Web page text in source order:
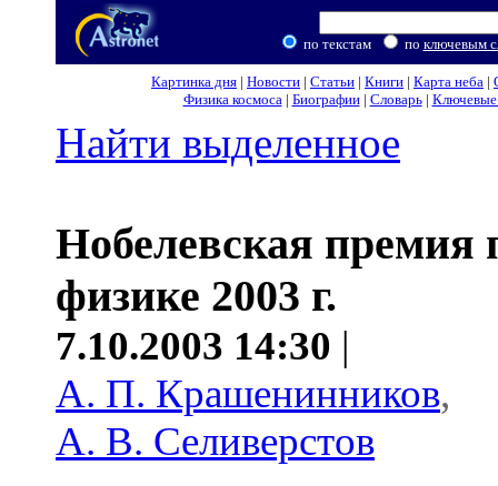
по текстам по ключевым
Картинка дня | Новости | Статьи | Книги | Карта неба |
Физика космоса| Биографии| Словарь| Ключевые
Найти выделенное
Нобелевская премия
физике 2003 г.
7.10.2003 14:30 |
А. П. Крашенинников,
А. В. Селиверстов